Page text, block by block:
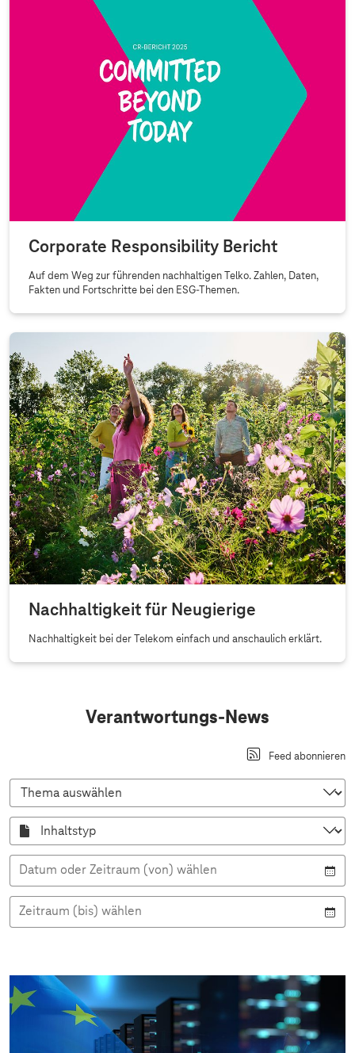
Corporate Responsibility Bericht
Auf dem Weg zur führenden nachhaltigen Telko. Zahlen, Daten,
Fakten und Fortschritte bei den ESG-Themen.
Nachhaltigkeit für Neugierige
Nachhaltigkeit bei der Telekom einfach und anschaulich erklärt.
Verantwortungs-News
Feed abonnieren
T
e
u
s
h
l
I
h
s
Datum oder Zeitraum (von) wählen
Zeitraum (bis) wählen